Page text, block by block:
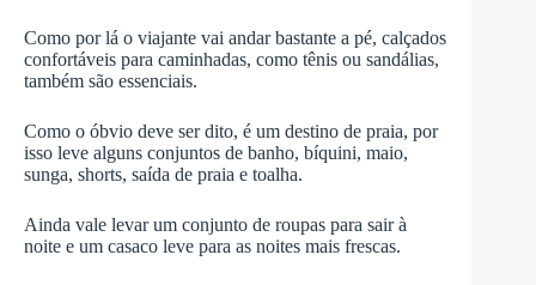
Como por lá o viajante vai andar bastante a pé, calçados
confortáveis para caminhadas, como tênis ou sandálias,
também são essenciais.
Como o óbvio deve ser dito, é um destino de praia, por
isso leve alguns conjuntos de banho, bíquini, maio,
sunga, shorts, saída de praia e toalha.
Ainda vale levar um conjunto de roupas para sair à
noite e um casaco leve para as noites mais frescas.